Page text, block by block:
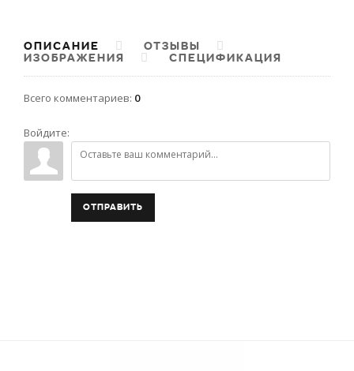
ОПИСАНИЕ
ОТЗЫВЫ
ИЗОБРАЖЕНИЯ
СПЕЦИФИКАЦИЯ
Всего комментариев: 0
Войдите:
ОТПРАВИТЬ